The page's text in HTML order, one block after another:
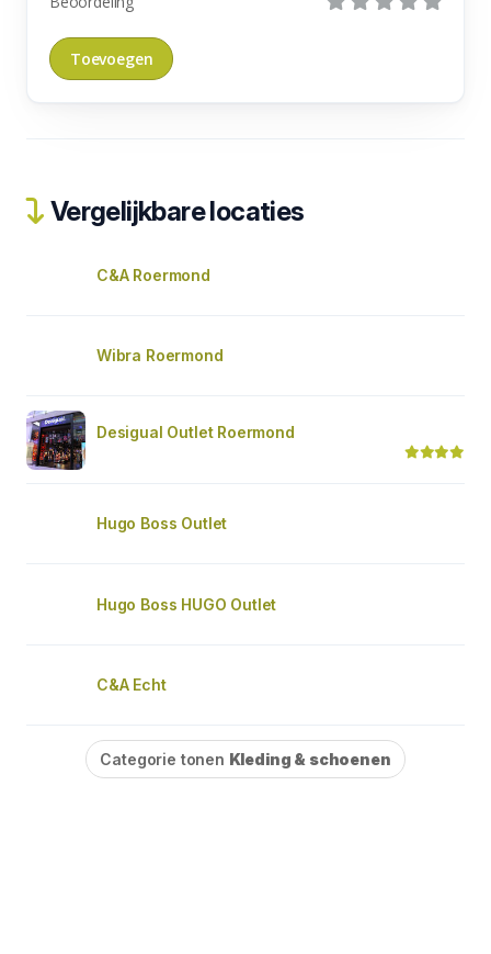
Vergelijkbare locaties
C&A Roermond
Wibra Roermond
Desigual Outlet Roermond
Hugo Boss Outlet
Hugo Boss HUGO Outlet
C&A Echt
Categorie tonen Kleding & schoenen